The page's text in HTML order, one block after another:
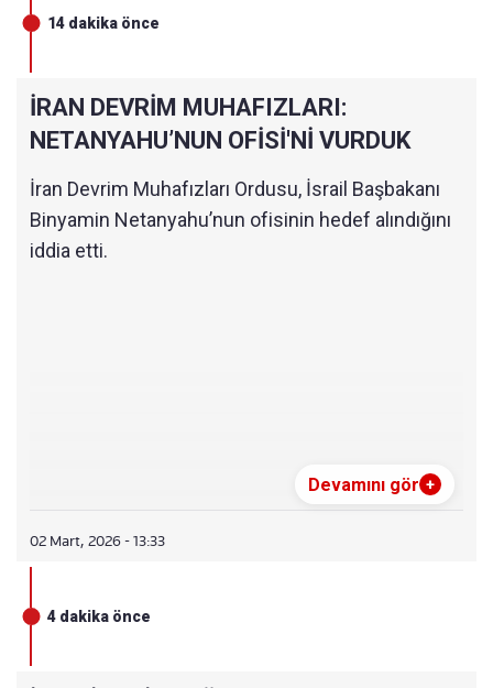
14 dakika önce
İRAN DEVRİM MUHAFIZLARI:
NETANYAHU’NUN OFİSİ'Nİ VURDUK
İran Devrim Muhafızları Ordusu, İsrail Başbakanı
Binyamin Netanyahu’nun ofisinin hedef alındığını
iddia etti.
açıklamada "Onuncu dalga yapılan hedefli ve
başbakanlık ofisi ve bu rejimin hava kuvvetleri
Devamını gör +
02 Mart, 2026 - 13:33
4 dakika önce